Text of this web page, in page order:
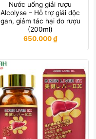
Nước uống giải rượu
Alcolyse – Hỗ trợ giải độc
gan, giảm tác hại do rượu
(200ml)
650.000₫